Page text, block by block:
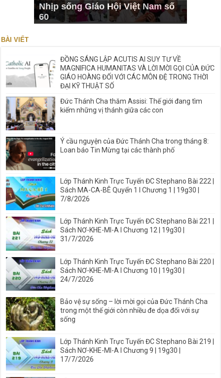
Nhịp sống Giáo Hội Việt Nam số
60
BÀI VIẾT
ĐỒNG SÁNG LẬP ACUTIS AI SUY TƯ VỀ
MAGNIFICA HUMANITAS VÀ LỜI MỜI GỌI CỦA ĐỨC
GIÁO HOÀNG ĐỐI VỚI CÁC MÔN ĐỆ TRONG THỜI
ĐẠI KỸ THUẬT SỐ
Đức Thánh Cha thăm Assisi: Thế giới đang tìm
kiếm những vị thánh giữa các con
Ý cầu nguyện của Đức Thánh Cha trong tháng 8:
Loan báo Tin Mừng tại các thành phố
Lớp Thánh Kinh Trực Tuyến ĐC Stephano Bài 222 |
Sách MA-CA-BÊ Quyển 1 I Chương 1 | 19g30 |
7/8/2026
Lớp Thánh Kinh Trực Tuyến ĐC Stephano Bài 221 |
Sách NƠ-KHE-MI-A I Chương 12 | 19g30 |
31/7/2026
Lớp Thánh Kinh Trực Tuyến ĐC Stephano Bài 220 |
Sách NƠ-KHE-MI-A I Chương 10 | 19g30 |
24/7/2026
Bảo vệ sự sống – lời mời gọi của Đức Thánh Cha
trong một thế giới còn nhiều đe dọa đối với sự
sống
Lớp Thánh Kinh Trực Tuyến ĐC Stephano Bài 219 |
Sách NƠ-KHE-MI-A I Chương 9 | 19g30 |
17/7/2026